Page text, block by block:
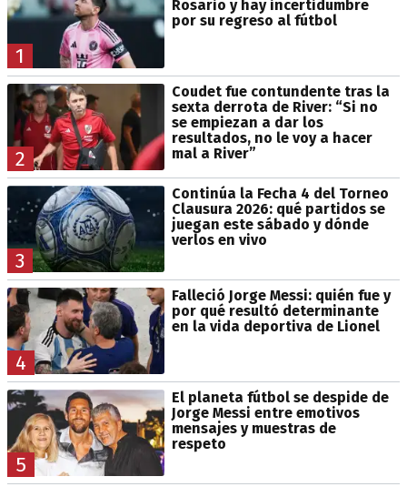
1
Rosario y hay incertidumbre
por su regreso al fútbol
2
Coudet fue contundente tras la
sexta derrota de River: “Si no
se empiezan a dar los
resultados, no le voy a hacer
mal a River”
3
Continúa la Fecha 4 del Torneo
Clausura 2026: qué partidos se
juegan este sábado y dónde
verlos en vivo
4
Falleció Jorge Messi: quién fue y
por qué resultó determinante
en la vida deportiva de Lionel
5
El planeta fútbol se despide de
Jorge Messi entre emotivos
mensajes y muestras de
respeto